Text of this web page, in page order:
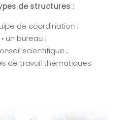
de structures :
de coordination ;
• un bureau ;
scientifique ;
de travail thématiques.